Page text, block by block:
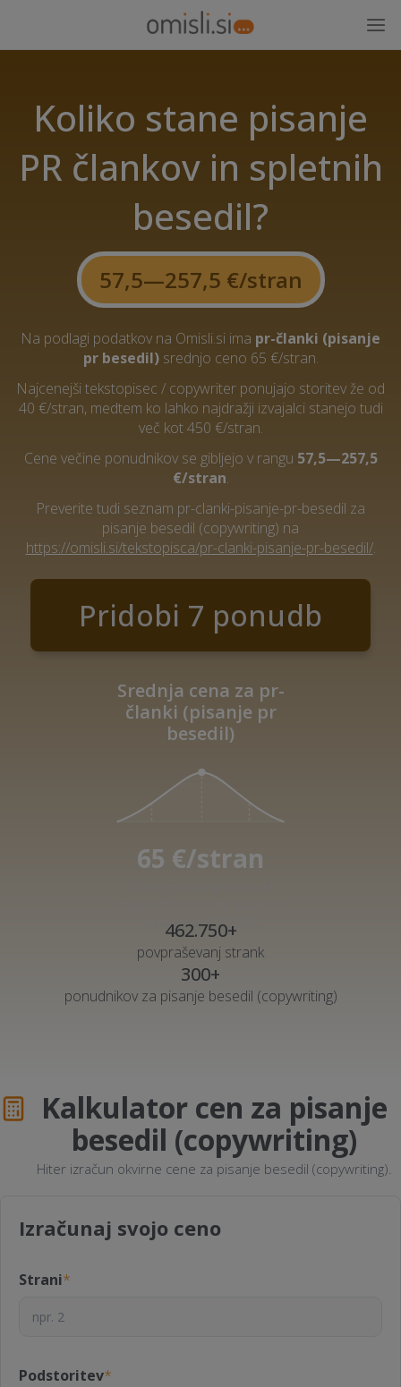
Koliko stane pisanje
PR člankov in spletnih
besedil?
57,5—257,5 €/stran
Na podlagi podatkov na Omisli.si ima pr-članki (pisanje
pr besedil)srednjo ceno 65 €/stran.
Najcenejši tekstopisec / copywriter ponujajo storitev že od
40 €/stran, medtem ko lahko najdražji izvajalci stanejo tudi
več kot 450 €/stran.
Cene večine ponudnikov se gibljejo v rangu 57,5—257,5
€/stran.
Preverite tudi seznam pr-clanki-pisanje-pr-besedil za
pisanje besedil (copywriting) na
https://omisli.si/tekstopisca/pr-clanki-pisanje-pr-besedil/.
Pridobi 7 ponudb
Srednja cena za pr-
članki (pisanje pr
besedil)
65 €/stran
osvežene 6.8.2026.
462.750+
povpraševanj strank
300+
ponudnikov za pisanje besedil (copywriting)
Kalkulator cen za pisanje
besedil (copywriting)
Hiter izračun okvirne cene za pisanje besedil (copywriting).
Izračunaj svojo ceno
Strani*
Podstoritev*